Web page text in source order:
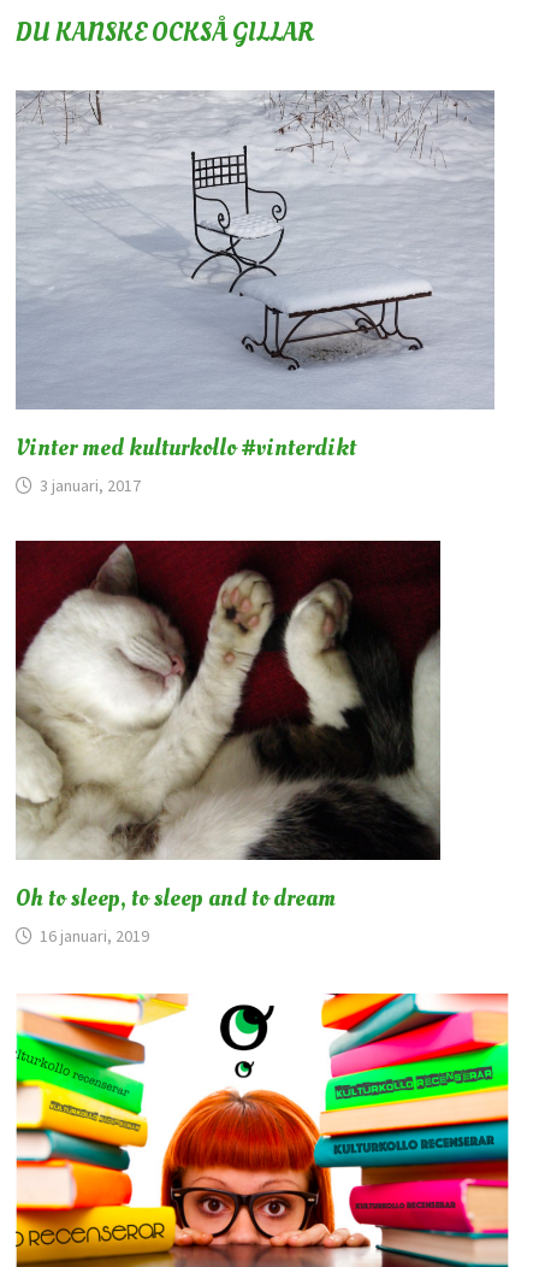
DU KANSKE OCKSÅ GILLAR
Vinter med kulturkollo #vinterdikt
3 januari, 2017
Oh to sleep, to sleep and to dream
16 januari, 2019